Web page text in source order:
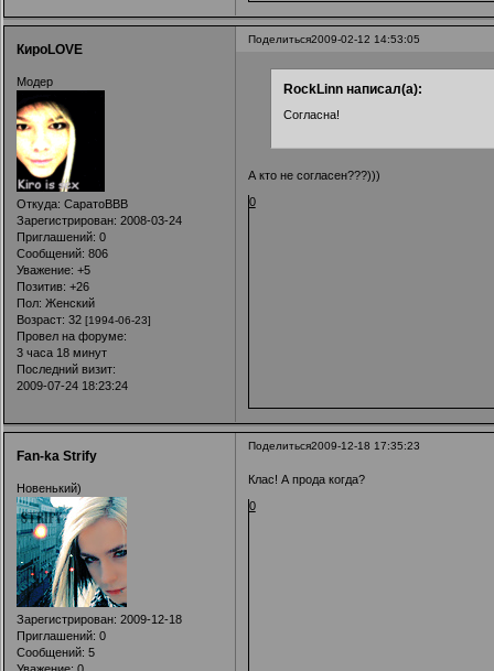
Поделиться2009-02-12 14:53:05
КироLOVE
Модер
Откуда: СаратоВВВ
Зарегистрирован: 2008-03-24
Приглашений: 0
Сообщений: 806
Уважение: +5
Позитив: +26
Пол: Женский
Возраст: 32 [1994-06-23]
Провел на форуме:
3 часа 18 минут
Последний визит:
2009-07-24 18:23:24
RockLinn написал(а):
Согласна!
А кто не согласен???)))
0
Поделиться2009-12-18 17:35:23
Fan-ka Strify
Новенький)
Зарегистрирован: 2009-12-18
Приглашений: 0
Сообщений: 5
Клас! А прода когда?
0